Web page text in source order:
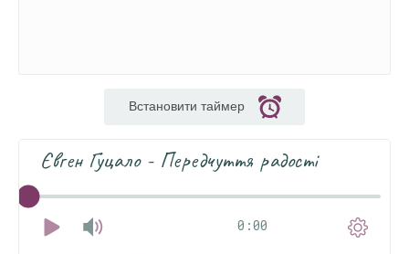
Встановити таймер
Євген Гуцало - Передчуття радості
0:00